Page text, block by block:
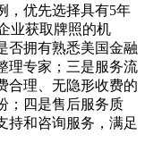
，优先选择具有5年
业获取牌照的机
否拥有熟悉美国金融
理专家；三是服务流
合理、无隐形收费的
；四是售后服务质
持和咨询服务，满足